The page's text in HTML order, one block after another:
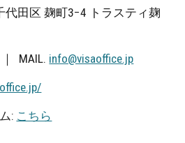
代田区 麹町3−4 トラスティ麹
MAIL. info@visaoffice.jp
: こちら